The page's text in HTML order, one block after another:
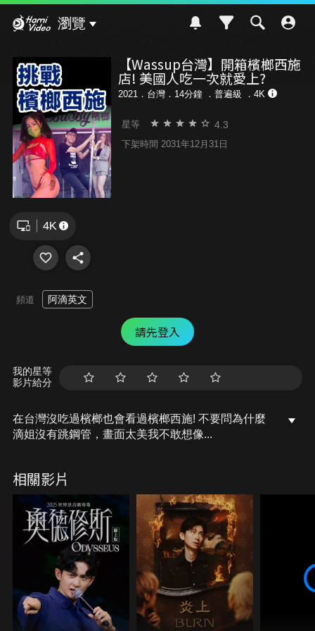
瀏覽
【Wassup台灣】開箱檳榔西施
店! 美國人吃一次就愛上?
2021．台灣．14分鐘 ． 普遍級 ．4K
星等 4.3
下架時間 2031年12月31日
頻道 阿滴英文
請先登入
我的星等
影片給分
在台灣沒吃過檳榔也會看過檳榔西施! 不要問為什麼
滴姐沒有跳鋼管，畫面太美我不敢想像...
相關影片